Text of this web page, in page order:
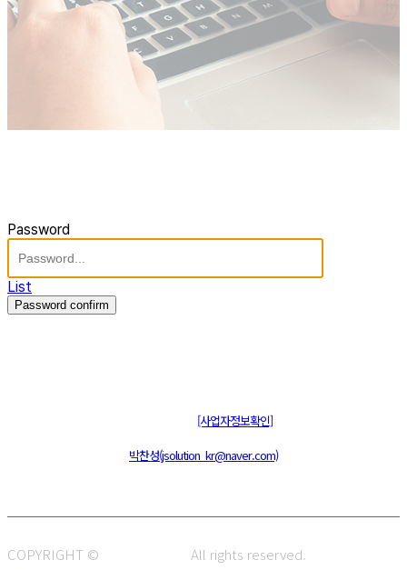
Password
List
Password confirm
[사업자정보확인]
박찬성(jsolution_kr@naver.com)
COPYRIGHT © All rights reserved.